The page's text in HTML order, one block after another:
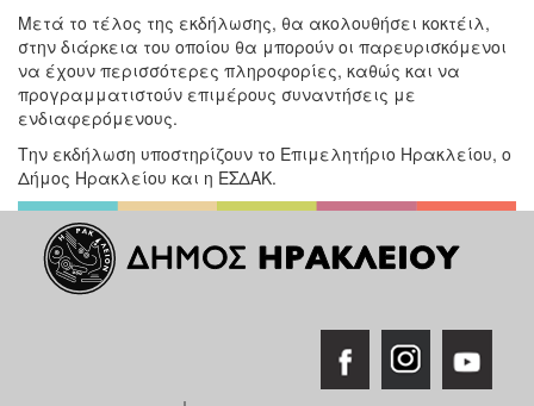
Μετά το τέλος της εκδήλωσης, θα ακολουθήσει κοκτέιλ,
στην διάρκεια του οποίου θα μπορούν οι παρευρισκόμενοι
να έχουν περισσότερες πληροφορίες, καθώς και να
προγραμματιστούν επιμέρους συναντήσεις με
ενδιαφερόμενους.
Την εκδήλωση υποστηρίζουν το Επιμελητήριο Ηρακλείου, ο
Δήμος Ηρακλείου και η ΕΣΔΑΚ.